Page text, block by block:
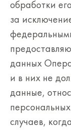
обработки
за
данных
и в них не
данные,
случаев,